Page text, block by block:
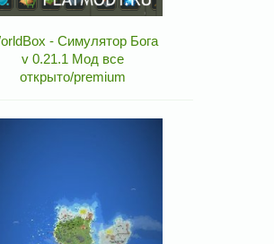
- Симулятор Бога
v 0.21.1 Мод все
открыто/premium